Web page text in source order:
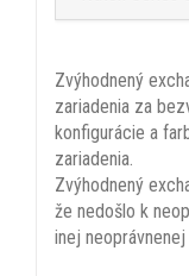
Zvýhodnený
zariadenia za
konfigurácie a
zariadenia.
Zvýhodnený
že nedošlo k
inej